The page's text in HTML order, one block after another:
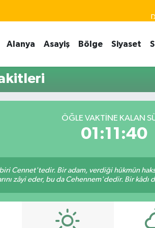
GRAM
Alanya Asayiş Bölge Siyaset
ÖĞLE VAKTINE KALAN
01:11:40
Cennet'tedir. Bir adam, verdiği hükmün
zâyi eder, bu da Cehennem'dedir. Bir